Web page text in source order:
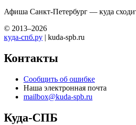
Афиша Санкт-Петербург — куда
© 2013–2026
куда-спб.ру | kuda-spb.ru
Контакты
Сообщить об ошибке
Наша электронная почта
mailbox@kuda-spb.ru
Куда-СПБ